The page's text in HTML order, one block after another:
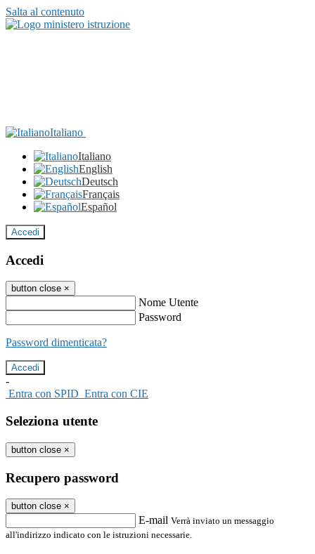
Salta al contenuto
Italiano
Italiano
English
Deutsch
Français
Español
Accedi
Accedi
button close ×
Nome Utente
Password
Password dimenticata?
-
Entra con SPID Entra con CIE
Seleziona utente
button close ×
Recupero password
button close ×
E-mail Verrà inviato un messaggio
all'indirizzo indicato con le istruzioni necessarie.